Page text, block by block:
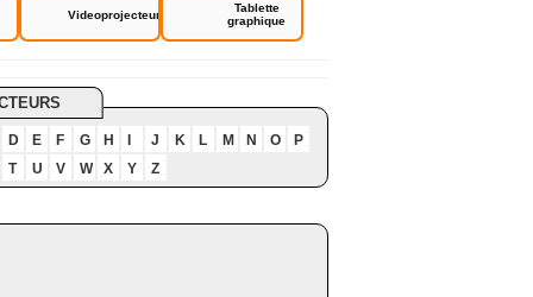
Videoprojecteur
Tablette
graphique
D E F G H J K L M N O
P
T
U V W X Y Z